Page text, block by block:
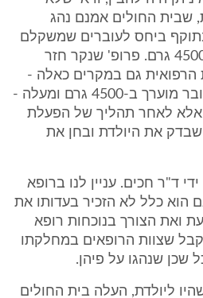
שבית החולים אמנם נהג
ביחס לעוברים שמשקלם
מוערך בין 4000 גרם ל-4500 גרם. פרופ' שנקר חזר
הרפואית גם במקרים כאלה -
ולא רק כאשר משקל העובר מוערך ב-4500 גרם ומעלה -
אלא לאחר תהליך של הפעלת
שבדק את היולדת ובחן את
ד"ר חכים. עניין לנו ברופא
הוא כלל לא הזכיר בעדותו את
ואת הצורך בנוכחות רופא
שצוות הרופאים במחלקתו
שכן שנהגו על פיהן.
שהיו ליולדת, העלה בית החולים